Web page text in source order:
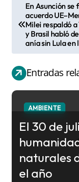
e
g
En Asunción se
acuerdo
Milei respaldó
y Brasil habló
anía sin Lula en
Entradas
AMBIENTE
El 30 de
naturales
el año